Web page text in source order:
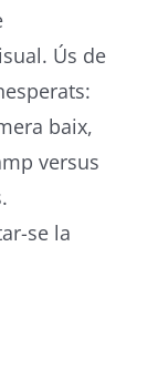
Ús de
baix,
versus
se la